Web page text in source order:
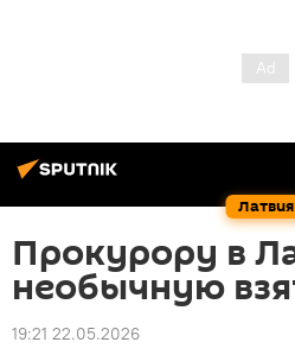
Латвия
Прокурору в
необычную
19:21 22.05.2026